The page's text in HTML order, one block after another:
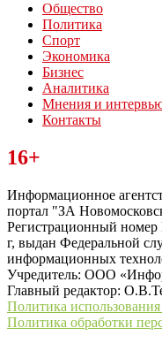
Общество
Политика
Спорт
Экономика
Бизнес
Аналитика
Мнения и
Контакты
Читайте последние
“ЗаНовомосковск”
16+
Информационное
портал "ЗА
Регистрационный
г, выдан Федеральной
информационных
Учредитель: ООО
Главный редактор:
Политика
Политика обработки